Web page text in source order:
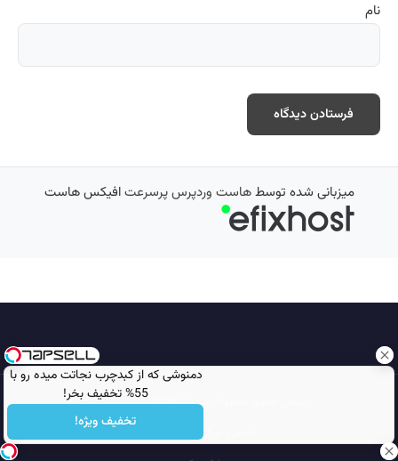
دمنوشی که از کبدچرب نجاتت میده رو با
55% تخفیف بخر!
تخفیف ویژه!
نام
میزبانی شده توسطهاست وردپرس پرسرعتافیکس هاست
تمامی حقوق محفوظ است © 2026
مجله نورگرام
انجمن نورگرام